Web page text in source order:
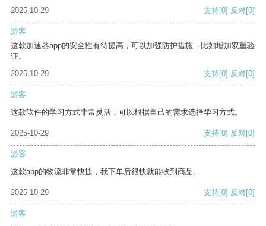
2025-10-29 支持[0] 反对[0]
游客
这款加速器app的安全性有待提高，可以加强防护措施，比如增加双重验
证。
2025-10-29
支持[0] 反对[0]
游客
这款软件的学习方式非常灵活，可以根据自己的需求选择学习方式。
2025-10-29 支持[0] 反对[0]
游客
这款app的物流非常快捷，我下单后很快就能收到商品。
2025-10-29 支持[0] 反对[0]
游客